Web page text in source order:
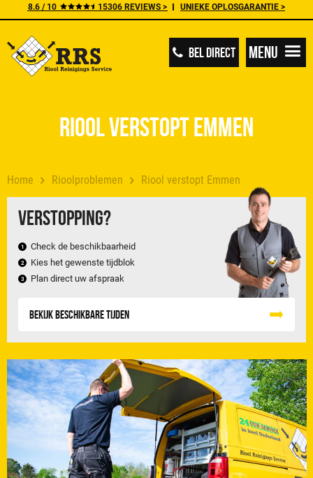
8.6 / 10 15306 REVIEWS > UNIEKE OPLOSGARANTIE >
BEL DIRECT Menu
Home Rioolproblemen Riool verstopt Emmen
Verstopping?
Check de beschikbaarheid
Kies het gewenste tijdblok
Plan direct uw afspraak
Bekijk beschikbare tijden
Riool verstopt Emmen